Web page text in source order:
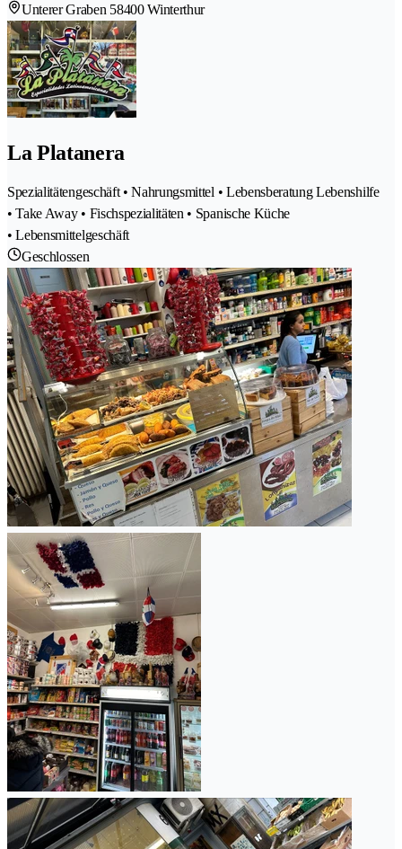
Unterer Graben 58400 Winterthur
La Platanera
Spezialitätengeschäft • Nahrungsmittel • Lebensberatung Lebenshilfe
• Take Away • Fischspezialitäten • Spanische Küche
• Lebensmittelgeschäft
Geschlossen